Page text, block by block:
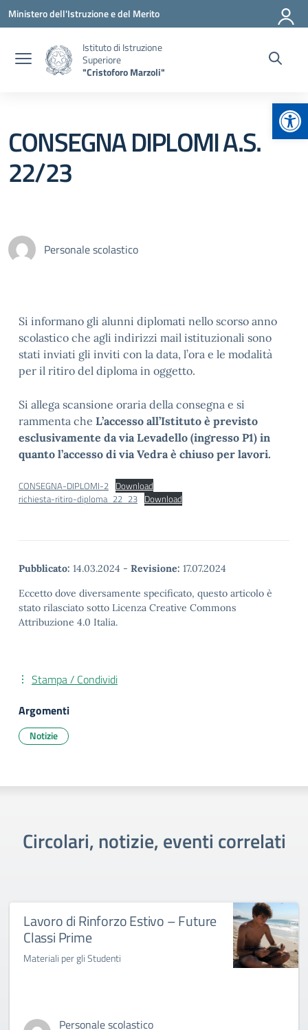
Vai ai contenuti
Vai al menu di navigazione
Vai al footer
Ministero dell'Istruzione e del Merito
Istituto di Istruzione
Superiore
"Cristoforo Marzoli"
CONSEGNA DIPLOMI A.S.
22/23
Personale scolastico
Si informano gli alunni diplomati nello scorso anno
scolastico che agli indirizzi mail istituzionali sono
stati inviati gli inviti con la data, l’ora e le modalità
per il ritiro del diploma in oggetto.
Si allega scansione oraria della consegna e si
rammenta che L’accesso all’Istituto è previsto
esclusivamente da via Levadello (ingresso P1) in
quanto l’accesso di via Vedra è chiuso per lavori.
CONSEGNA-DIPLOMI-2 Download
richiesta-ritiro-diploma_22_23 Download
Pubblicato: 14.03.2024 - Revisione: 17.07.2024
Eccetto dove diversamente specificato, questo articolo è
stato rilasciato sotto Licenza Creative Commons
Attribuzione 4.0 Italia.
Stampa / Condividi
Argomenti
Notizie
Circolari, notizie, eventi correlati
Lavoro di Rinforzo Estivo – Future
Classi Prime
Materiali per gli Studenti
Personale scolastico